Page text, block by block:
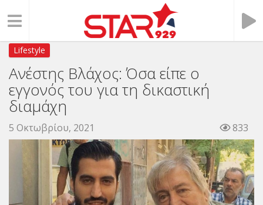
Lifestyle
Ανέστης Βλάχος: Όσα είπε ο
εγγονός του για τη δικαστική
διαμάχη
5 Οκτωβρίου, 2021 833